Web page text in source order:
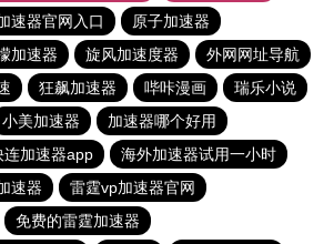
速器官网入口
原子加速器
加速器 旋风加速度器
外网网址导航
狂飙加速器 哔咔漫画
瑞乐小说
小美加速器
加速器哪个好用
连加速器app
海外加速器试用一小时
速器
雷霆vp加速器官网
免费的雷霆加速器